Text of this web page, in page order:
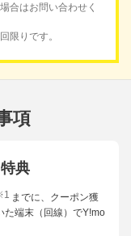
合はお問い合わせく
限りです。
項
典
までに、クーポン獲
た端末（回線）でY!mo